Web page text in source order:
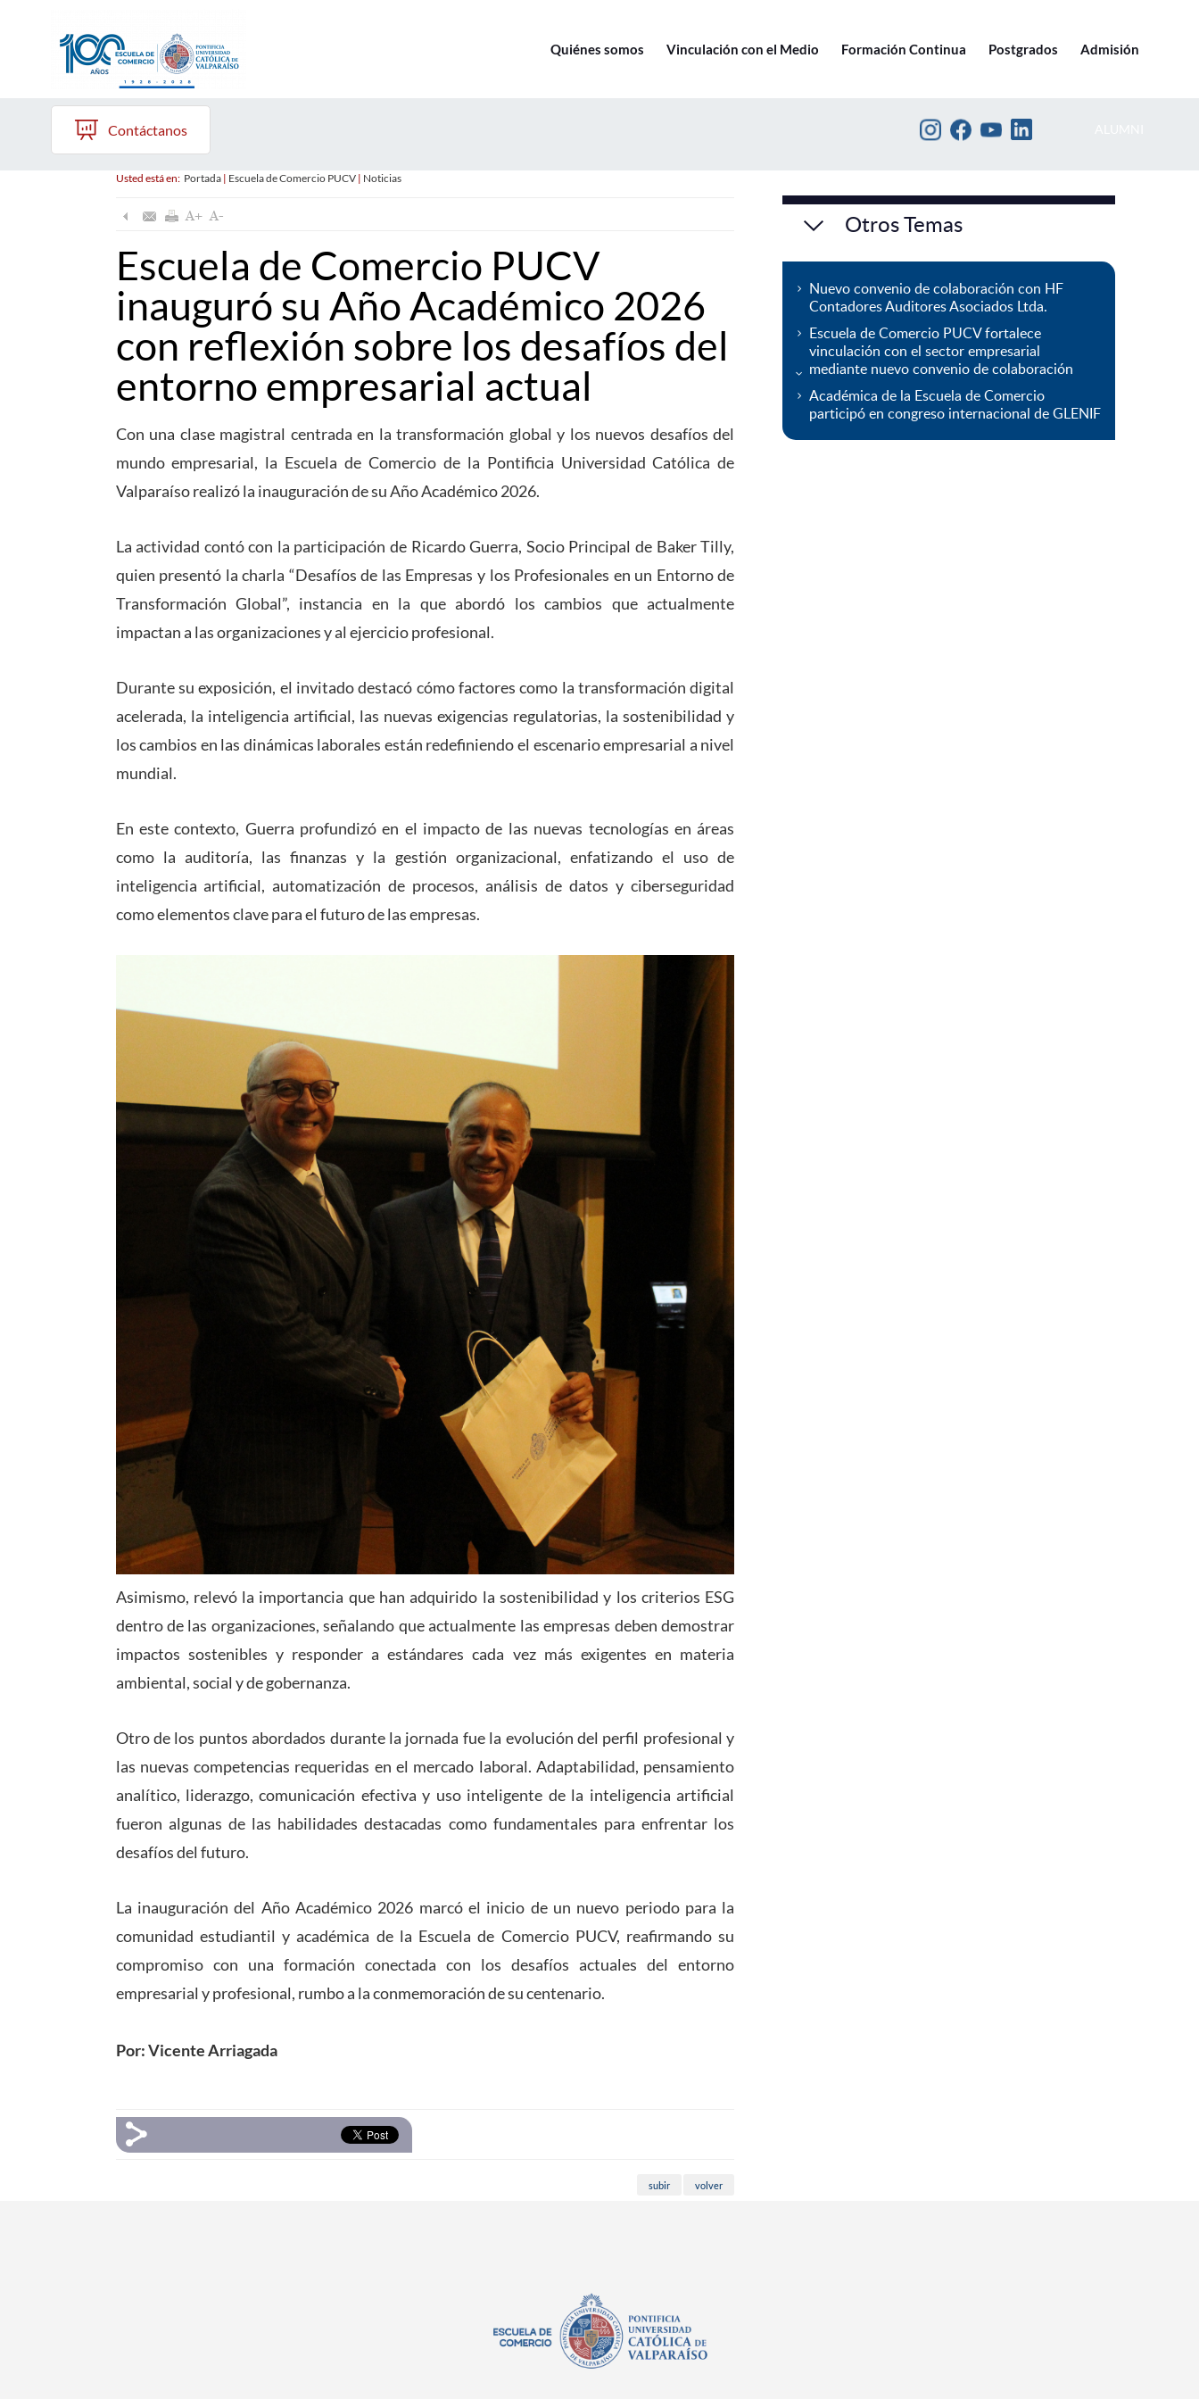
Quiénes somos Vinculación con el Medio Formación Continua Postgrados Admisión
Contáctanos
Usted está en: Portada| Escuela de Comercio PUCV| Noticias
Escuela de Comercio PUCV
inauguró su Año Académico 2026
con reflexión sobre los desafíos del
entorno empresarial actual
Con una clase magistral centrada en la transformación global y los nuevos desafíos del
mundo empresarial, la Escuela de Comercio de la Pontificia Universidad Católica de
Valparaíso realizó la inauguración de su Año Académico 2026.
La actividad contó con la participación de Ricardo Guerra, Socio Principal de Baker Tilly,
quien presentó la charla “Desafíos de las Empresas y los Profesionales en un Entorno de
Transformación Global”, instancia en la que abordó los cambios que actualmente
impactan a las organizaciones y al ejercicio profesional.
Durante su exposición, el invitado destacó cómo factores como la transformación digital
acelerada, la inteligencia artificial, las nuevas exigencias regulatorias, la sostenibilidad y
los cambios en las dinámicas laborales están redefiniendo el escenario empresarial a nivel
mundial.
En este contexto, Guerra profundizó en el impacto de las nuevas tecnologías en áreas
como la auditoría, las finanzas y la gestión organizacional, enfatizando el uso de
inteligencia artificial, automatización de procesos, análisis de datos y ciberseguridad
como elementos clave para el futuro de las empresas.
Asimismo, relevó la importancia que han adquirido la sostenibilidad y los criterios ESG
dentro de las organizaciones, señalando que actualmente las empresas deben demostrar
impactos sostenibles y responder a estándares cada vez más exigentes en materia
ambiental, social y de gobernanza.
Otro de los puntos abordados durante la jornada fue la evolución del perfil profesional y
las nuevas competencias requeridas en el mercado laboral. Adaptabilidad, pensamiento
analítico, liderazgo, comunicación efectiva y uso inteligente de la inteligencia artificial
fueron algunas de las habilidades destacadas como fundamentales para enfrentar los
desafíos del futuro.
La inauguración del Año Académico 2026 marcó el inicio de un nuevo periodo para la
comunidad estudiantil y académica de la Escuela de Comercio PUCV, reafirmando su
compromiso con una formación conectada con los desafíos actuales del entorno
empresarial y profesional, rumbo a la conmemoración de su centenario.
Por: Vicente Arriagada
subir volver
Otros Temas
Nuevo convenio de colaboración con HF
Contadores Auditores Asociados Ltda.
Escuela de Comercio PUCV fortalece
vinculación con el sector empresarial
mediante nuevo convenio de colaboración
Académica de la Escuela de Comercio
participó en congreso internacional de GLENIF